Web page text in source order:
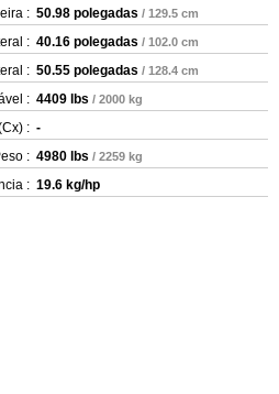
: 50.98 polegadas / 129.5 cm
: 40.16 polegadas / 102.0 cm
: 50.55 polegadas / 128.4 cm
: 4409 lbs / 2000 kg
: -
: 4980 lbs / 2259 kg
: 19.6 kg/hp